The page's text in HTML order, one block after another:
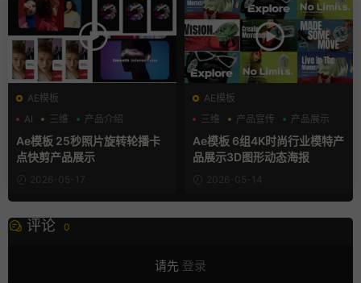
AE模板
AI
三维 产品介绍
Ae模板 25秒照片旋转轮播卡
点快剪产品展示
2026-05-17
AE模板
三维
产品宣传 产品展示
Ae模板 6组4K时尚行业模特产
品展示3D图形动态海报
2026-05-14
评论 0
请先 登录